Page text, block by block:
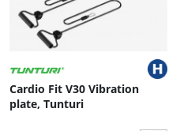
Cardio Fit V30 Vibration
plate, Tunturi